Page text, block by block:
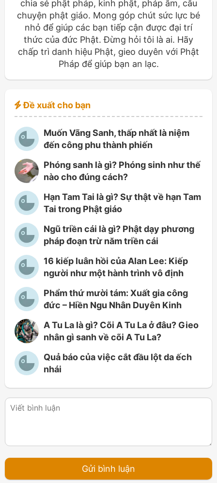
chia sẻ phật pháp, kinh phật, pháp âm, câu
chuyện phật giáo. Mong góp chút sức lực bé
nhỏ để giúp các bạn tiếp cận được đại trí
thức của đức Phật. Đừng hỏi tôi là ai. Hãy
chấp trì danh hiệu Phật, gieo duyên với Phật
Pháp để giúp bạn an lạc.
Đề xuất cho bạn
Muốn Vãng Sanh, thấp nhất là niệm
đến công phu thành phiến
Phóng sanh là gì? Phóng sinh như thế
nào cho đúng cách?
Hạn Tam Tai là gì? Sự thật về hạn Tam
Tai trong Phật giáo
Ngũ triền cái là gì? Phật dạy phương
pháp đoạn trừ năm triền cái
16 kiếp luân hồi của Alan Lee: Kiếp
người như một hành trình vô định
Phẩm thứ mười tám: Xuất gia công
đức – Hiền Ngu Nhân Duyên Kinh
A Tu La là gì? Cõi A Tu La ở đâu? Gieo
nhân gì sanh về cõi A Tu La?
Quả báo của việc cắt đầu lột da ếch
nhái